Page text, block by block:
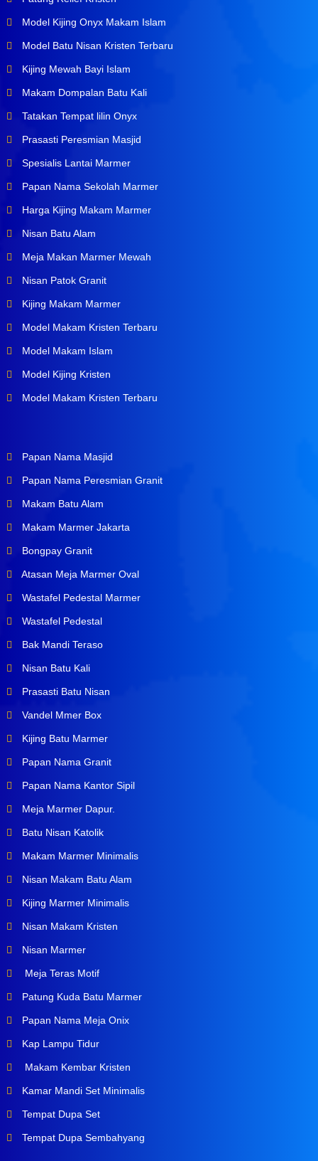
Model Kijing Onyx Makam Islam
Model Batu Nisan Kristen Terbaru
Kijing Mewah Bayi Islam
Makam Dompalan Batu Kali
Tatakan Tempat lilin Onyx
Prasasti Peresmian Masjid
Spesialis Lantai Marmer
Papan Nama Sekolah Marmer
Harga Kijing Makam Marmer
Nisan Batu Alam
Meja Makan Marmer Mewah
Nisan Patok Granit
Kijing Makam Marmer
Model Makam Kristen Terbaru
Model Makam Islam
Model Kijing Kristen
Model Makam Kristen Terbaru
Papan Nama Masjid
Papan Nama Peresmian Granit
Makam Batu Alam
Makam Marmer Jakarta
Bongpay Granit
Atasan Meja Marmer Oval
Wastafel Pedestal Marmer
Wastafel Pedestal
Bak Mandi Teraso
Nisan Batu Kali
Prasasti Batu Nisan
Vandel Mmer Box
Kijing Batu Marmer
Papan Nama Granit
Papan Nama Kantor Sipil
Meja Marmer Dapur.
Batu Nisan Katolik
Makam Marmer Minimalis
Nisan Makam Batu Alam
Kijing Marmer Minimalis
Nisan Makam Kristen
Nisan Marmer
Meja Teras Motif
Patung Kuda Batu Marmer
Papan Nama Meja Onix
Kap Lampu Tidur
Makam Kembar Kristen
Kamar Mandi Set Minimalis
Tempat Dupa Set
Tempat Dupa Sembahyang